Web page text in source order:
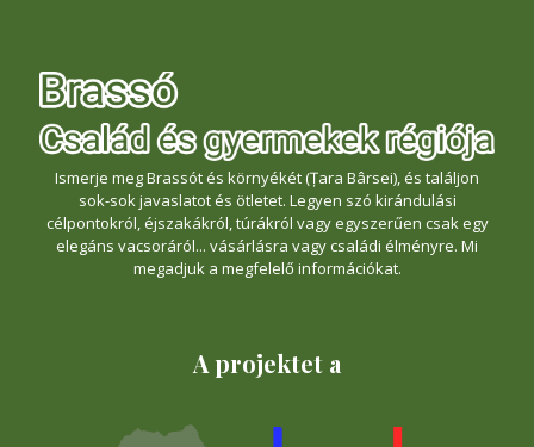
Ismerje meg Brassót és környékét (Țara Bârsei), és találjon
sok-sok javaslatot és ötletet. Legyen szó kirándulási
célpontokról, éjszakákról, túrákról vagy egyszerűen csak egy
elegáns vacsoráról... vásárlásra vagy családi élményre. Mi
megadjuk a megfelelő információkat.
A projektet a